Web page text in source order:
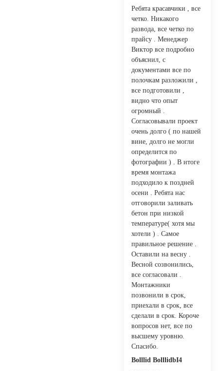
Ребята красавчики , все
четко. Никакого
развода, все четко по
прайсу . Менеджер
Виктор все подробно
объяснил, с
документами все по
полочкам разложили ,
все подготовили ,
видно что опыт
огромный .
Согласовывали проект
очень долго ( по нашей
вине, долго не могли
определится по
фотографии ) . В итоге
время монтажа
подходило к поздней
осени . Ребята нас
отговорили заливать
бетон при низкой
температуре( хотя мы
хотели ) . Самое
правильное решение .
Оставили на весну .
Весной созвонились,
все согласовали .
Монтажники
позвонили в срок,
приехали в срок, все
сделали в срок. Короче
вопросов нет, все по
высшему уровню.
Спасибо.
Bolllid BolllidbI4